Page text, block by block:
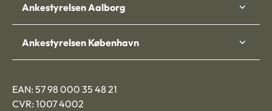
Ankestyrelsen Aalborg
Ankestyrelsen København
EAN: 57 98 000 35 48 21
CVR: 1007 4002